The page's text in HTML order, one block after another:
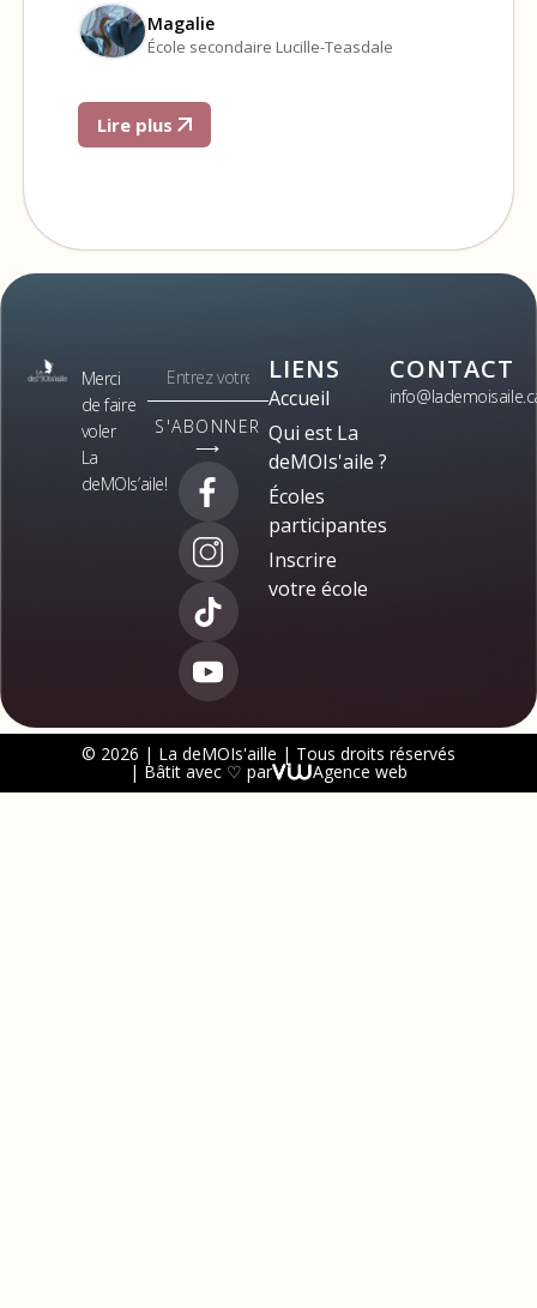
Magalie
École secondaire Lucille-Teasdale
Lire plus
Merci
de faire
voler
La
deMOIs’aile!
S'ABONNER
⟶
LIENS
Accueil
Qui est La
deMOIs'aile ?
Écoles
participantes
Inscrire
votre école
CONTACT
© 2026 | La deMOIs'aille | Tous droits réservés
| Bâtit avec ♡ par Agence web